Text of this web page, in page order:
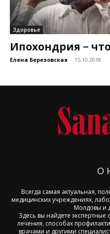
Здоровье
Ипохондрия −
Елена Березовская - 15.10.2018
О
Всегда самая актуальная,
медицинских учреждениях,
Молдовы и
Здесь вы найдете экспертные
лечения, способах
врачами и другими